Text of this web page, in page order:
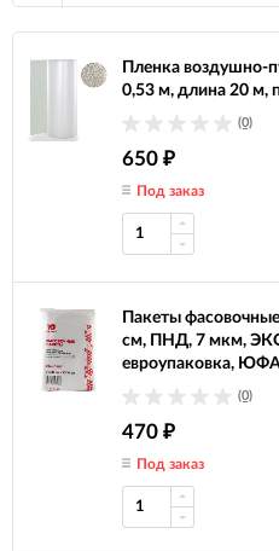
Пленка воздушно-
0,53 м, длина 20 м,
(0)
650 ₽
Под заказ
Пакеты
см, ПНД, 7 мкм,
евроупаковка,
(0)
470 ₽
Под заказ